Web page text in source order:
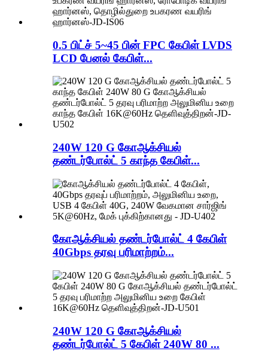
0.5 பிட்ச் 5~45 பின் FPC கேபிள் LVDS
LCD பேனல் கேபிள்...
240W 120 G கோஆக்சியல்
தண்டர்போல்ட் 5 காந்த கேபிள்...
கோஆக்சியல் தண்டர்போல்ட் 4 கேபிள்
40Gbps தரவு பரிமாற்றம்...
240W 120 G கோஆக்சியல்
தண்டர்போல்ட் 5 கேபிள் 240W 80 ...